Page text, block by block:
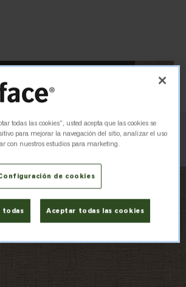
todas las cookies”, usted acepta que las cookies se
para mejorar la navegación del sitio, analizar el uso
con nuestros estudios para marketing.
de cookies
todas Aceptar todas las cookies